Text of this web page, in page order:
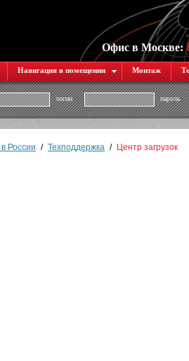
Офис в Москве:
Навигация в помещении Монтаж
логин пароль
России / Техподдержка / Центр загрузок